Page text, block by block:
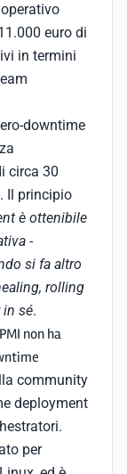
euro di
in termini
downtime
circa 30
Il principio
è ottenibile
-
si fa altro
rolling
in sé.
non ha
community
deployment
per